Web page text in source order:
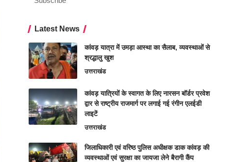
Latest News
कांवड़ यात्रा में उमड़ा आस्था का सैलाब, व्यवस्थाओं से
श्रद्धालु खुश
उत्तराखंड
कांवड़ यात्रियों के स्वागत के लिए नारसन बॉर्डर प्रवेश
द्वार से राष्ट्रीय राजमार्ग पर लगाई गई रंगीन एलईडी
लाइटें
उत्तराखंड
जिलाधिकारी एवं वरिष्ठ पुलिस अधीक्षक डाक कांवड़ की
व्यवस्थाओं एवं सुरक्षा का जायजा लेने बैरागी कैंप